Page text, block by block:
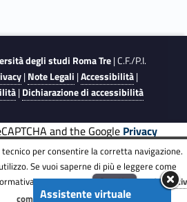
degli studi Roma Tre| C.F./P.I.
|Note Legali |Accessibilità|
|Dichiarazione di accessibilità
Assistente virtuale
and the Google Privacy
apply.per consentire la corretta navigazione.
Se vuoi saperne di più e leggere come
estesa.ENG Accetta
completa